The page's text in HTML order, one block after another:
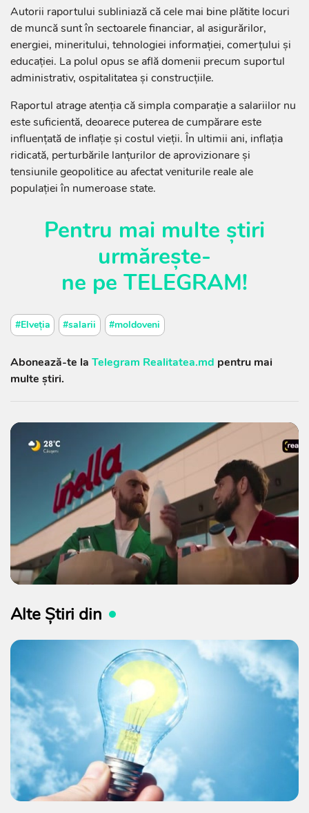
Autorii raportului subliniază că cele mai bine plătite locuri
de muncă sunt în sectoarele financiar, al asigurărilor,
energiei, mineritului, tehnologiei informației, comerțului și
educației. La polul opus se află domenii precum suportul
administrativ, ospitalitatea și construcțiile.
Raportul atrage atenția că simpla comparație a salariilor nu
este suficientă, deoarece puterea de cumpărare este
influențată de inflație și costul vieții. În ultimii ani, inflația
ridicată, perturbările lanțurilor de aprovizionare și
tensiunile geopolitice au afectat veniturile reale ale
populației în numeroase state.
Pentru mai multe știri
urmărește-
ne pe TELEGRAM!
#Elveția #salarii #moldoveni
Abonează-te la Telegram Realitatea.md pentru mai
multe știri.
Alte Știri din